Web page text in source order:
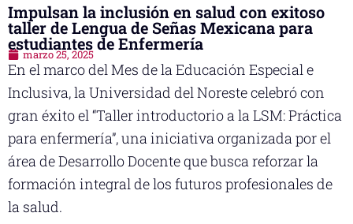
Impulsan la inclusión en salud con exitoso
taller de Lengua de Señas Mexicana para
estudiantes de Enfermería
marzo 25, 2025
En el marco del Mes de la Educación Especial e
Inclusiva, la Universidad del Noreste celebró con
gran éxito el “Taller introductorio a la LSM: Práctica
para enfermería”, una iniciativa organizada por el
área de Desarrollo Docente que busca reforzar la
formación integral de los futuros profesionales de
la salud.